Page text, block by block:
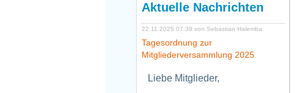
Aktuelle Nachrichten
22.11.2025 07:39 von Sebastian Halemba
Tagesordnung zur
Mitgliederversammlung 2025
Liebe Mitglieder,